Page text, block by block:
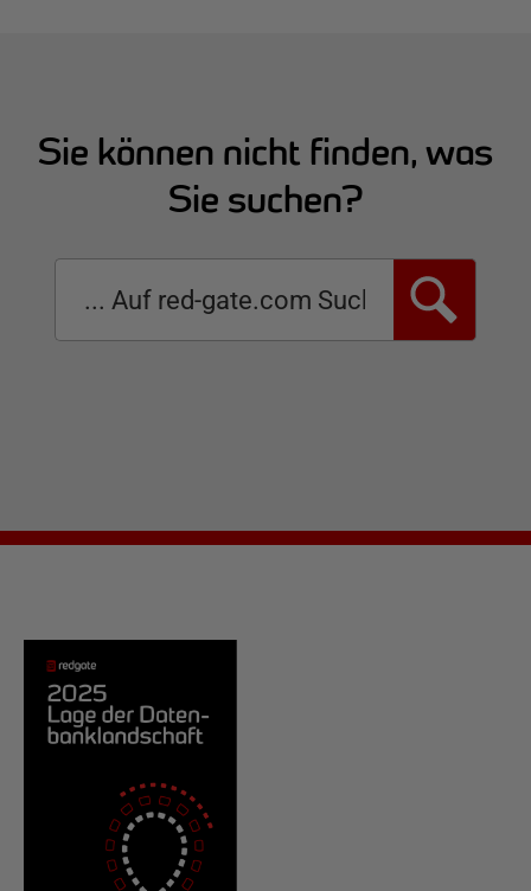
Sie können nicht finden, was
Sie suchen?